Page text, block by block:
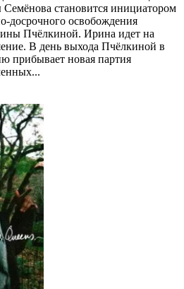
становится инициатором
досрочного освобождения
Пчёлкиной. Ирина идет на
В день выхода Пчёлкиной в
прибывает новая партия